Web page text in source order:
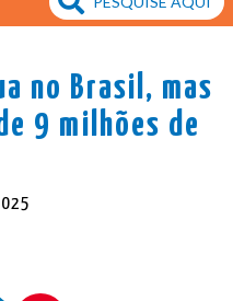
no Brasil, mas
9 milhões de